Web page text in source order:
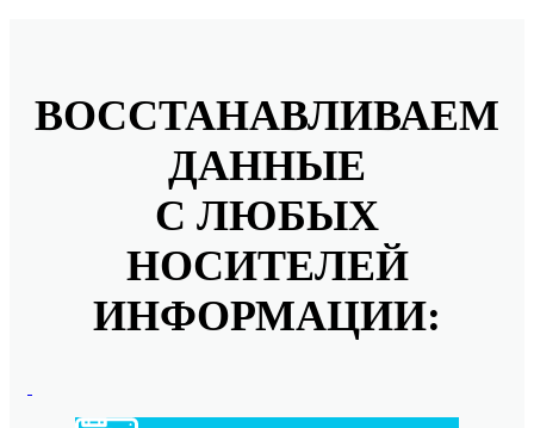
ВОССТАНАВЛИВАЕМ
ДАННЫЕ
С ЛЮБЫХ
НОСИТЕЛЕЙ
ИНФОРМАЦИИ: